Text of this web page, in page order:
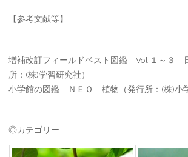
【参考文献等】
増補改訂フィールドベスト図鑑 Vol.１～３
所：(株)学習研究社）
小学館の図鑑 ＮＥＯ 植物（発行所：(株)小学
◎カテゴリー